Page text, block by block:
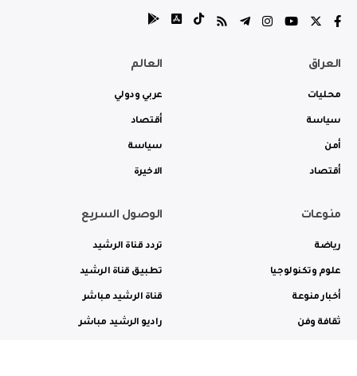
العراق
محليات
سياسة
أمن
أقتصاد
العالم
عربي ودولي
أقتصاد
سياسة
الاخيرة
منوعات
رياضة
علوم وتكنولوجيا
أخبار منوعة
ثقافة وفن
الوصول السريع
تردد قناة الرشيد
تطبيق قناة الرشيد
قناة الرشيد مباشر
راديو الرشيد مباشر